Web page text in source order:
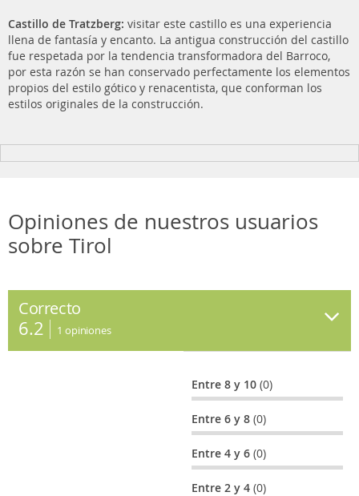
Castillo de Tratzberg: visitar este castillo es una experiencia
llena de fantasía y encanto. La antigua construcción del castillo
fue respetada por la tendencia transformadora del Barroco,
por esta razón se han conservado perfectamente los elementos
propios del estilo gótico y renacentista, que conforman los
estilos originales de la construcción.
Opiniones de nuestros usuarios
sobre Tirol
Correcto
6.2 1 opiniones
Entre 8 y 10(0)
Entre 6 y 8(0)
Entre 4 y 6(0)
Entre 2 y 4(0)